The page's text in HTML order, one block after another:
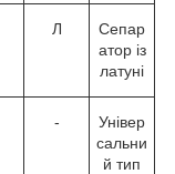
Л
Сепар
атор із
латуні
-
Універ
сальни
й тип